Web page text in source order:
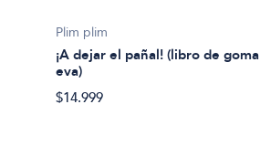
Plim plim
¡A dejar el pañal! (libro de goma
eva)
$14.999